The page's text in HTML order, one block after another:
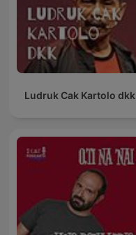
Ludruk Cak Kartolo dkk